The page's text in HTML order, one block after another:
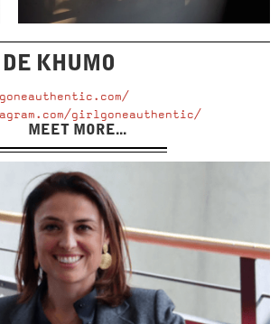
KHUMO
girlgoneauthentic/
MEET MORE...